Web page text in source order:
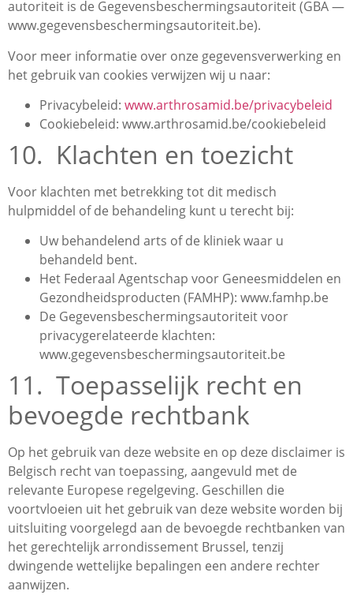
autoriteit is de Gegevensbeschermingsautoriteit (GBA —
www.gegevensbeschermingsautoriteit.be).
Voor meer informatie over onze gegevensverwerking en
het gebruik van cookies verwijzen wij u naar:
Privacybeleid: www.arthrosamid.be/privacybeleid
Cookiebeleid: www.arthrosamid.be/cookiebeleid
10. Klachten en toezicht
Voor klachten met betrekking tot dit medisch
hulpmiddel of de behandeling kunt u terecht bij:
Uw behandelend arts of de kliniek waar u
behandeld bent.
Het Federaal Agentschap voor Geneesmiddelen en
Gezondheidsproducten (FAMHP): www.famhp.be
De Gegevensbeschermingsautoriteit voor
privacygerelateerde klachten:
www.gegevensbeschermingsautoriteit.be
11. Toepasselijk recht en
bevoegde rechtbank
Op het gebruik van deze website en op deze disclaimer is
Belgisch recht van toepassing, aangevuld met de
relevante Europese regelgeving. Geschillen die
voortvloeien uit het gebruik van deze website worden bij
uitsluiting voorgelegd aan de bevoegde rechtbanken van
het gerechtelijk arrondissement Brussel, tenzij
dwingende wettelijke bepalingen een andere rechter
aanwijzen.